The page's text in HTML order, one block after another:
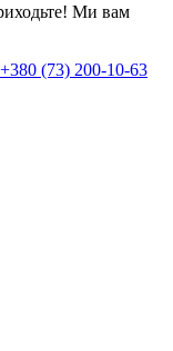
Ми вам
+380 (73) 200-10-63